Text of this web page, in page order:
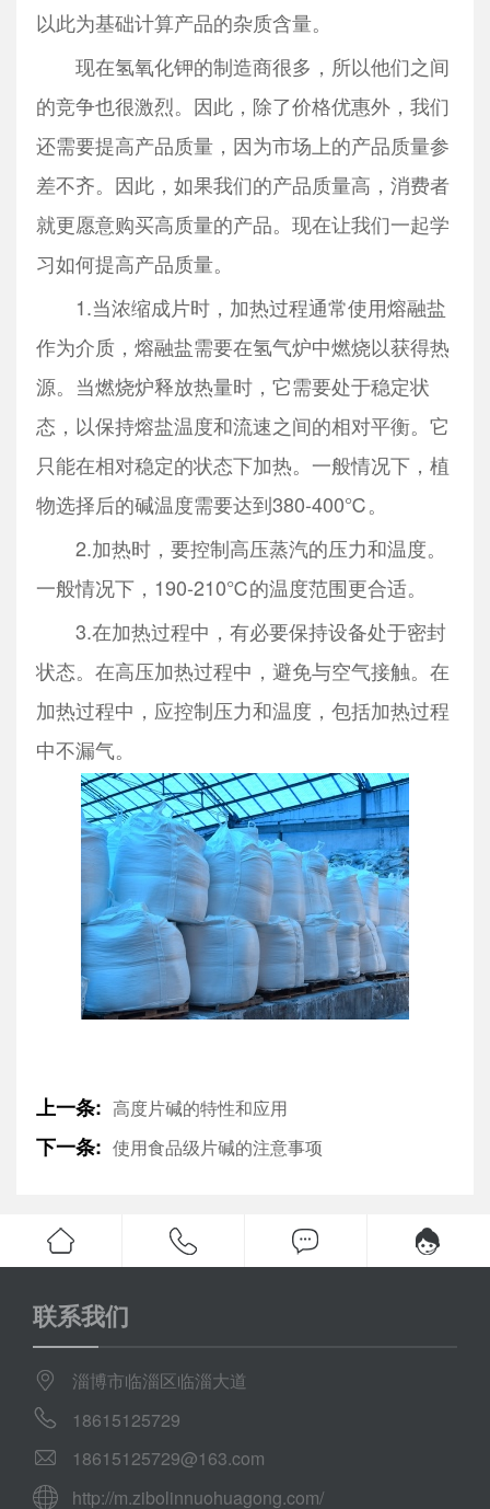
以此为基础计算产品的杂质含量。
现在氢氧化钾的制造商很多，所以他们之间
的竞争也很激烈。因此，除了价格优惠外，我们
还需要提高产品质量，因为市场上的产品质量参
差不齐。因此，如果我们的产品质量高，消费者
就更愿意购买高质量的产品。现在让我们一起学
习如何提高产品质量。
1.当浓缩成片时，加热过程通常使用熔融盐
作为介质，熔融盐需要在氢气炉中燃烧以获得热
源。当燃烧炉释放热量时，它需要处于稳定状
态，以保持熔盐温度和流速之间的相对平衡。它
只能在相对稳定的状态下加热。一般情况下，植
物选择后的碱温度需要达到380-400℃。
2.加热时，要控制高压蒸汽的压力和温度。
一般情况下，190-210℃的温度范围更合适。
3.在加热过程中，有必要保持设备处于密封
状态。在高压加热过程中，避免与空气接触。在
加热过程中，应控制压力和温度，包括加热过程
中不漏气。
上一条: 高度片碱的特性和应用
下一条: 使用食品级片碱的注意事项
联系我们
淄博市临淄区临淄大道
18615125729
18615125729@163.com
http://m.zibolinnuohuagong.com/